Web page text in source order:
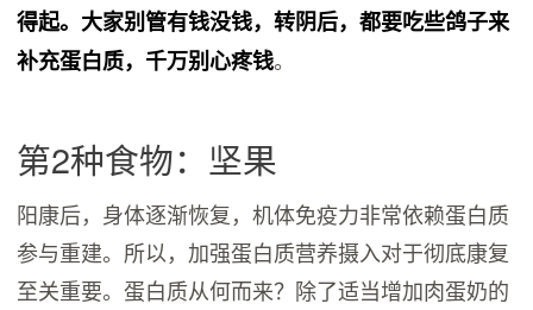
得起。大家别管有钱没钱，转阴后，都要吃些鸽子来
补充蛋白质，千万别心疼钱。
第2种食物：坚果
阳康后，身体逐渐恢复，机体免疫力非常依赖蛋白质
参与重建。所以，加强蛋白质营养摄入对于彻底康复
至关重要。蛋白质从何而来？除了适当增加肉蛋奶的